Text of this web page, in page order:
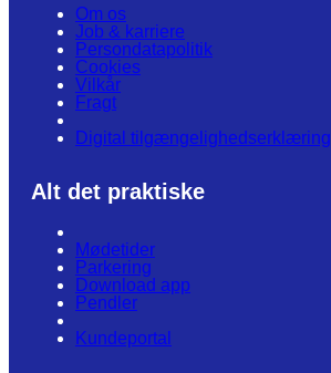
Om os
Job & karriere
Persondatapolitik
Cookies
Vilkår
Fragt
Digital tilgængelighedserklæring
Alt det praktiske
Mødetider
Parkering
Download app
Pendler
Kundeportal